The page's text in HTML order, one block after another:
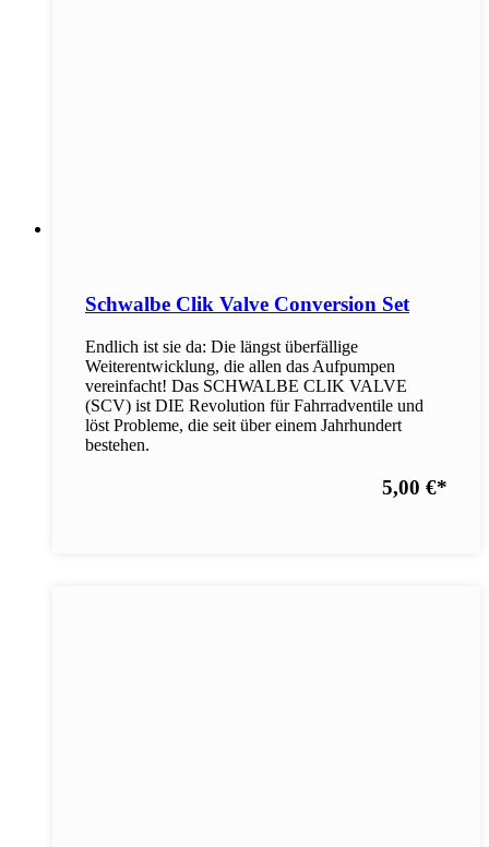
Schwalbe Clik Valve Conversion Set
Endlich ist sie da: Die längst überfällige
Weiterentwicklung, die allen das Aufpumpen
vereinfacht! Das SCHWALBE CLIK VALVE
(SCV) ist DIE Revolution für Fahrradventile und
löst Probleme, die seit über einem Jahrhundert
bestehen.
5,00 €*